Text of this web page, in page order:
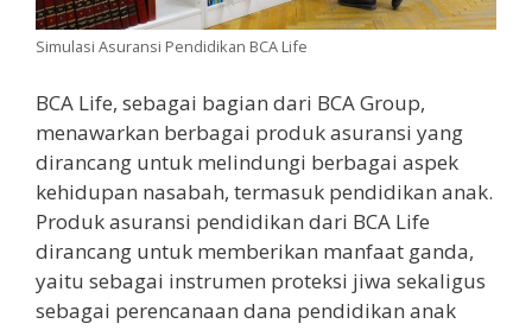
Simulasi Asuransi Pendidikan BCA Life
BCA Life, sebagai bagian dari BCA Group,
menawarkan berbagai produk asuransi yang
dirancang untuk melindungi berbagai aspek
kehidupan nasabah, termasuk pendidikan anak.
Produk asuransi pendidikan dari BCA Life
dirancang untuk memberikan manfaat ganda,
yaitu sebagai instrumen proteksi jiwa sekaligus
sebagai perencanaan dana pendidikan anak